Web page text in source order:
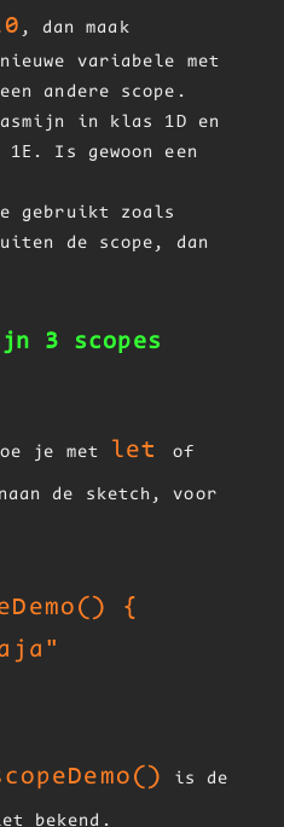
, dan maak
variabele met
andere scope.
in klas 1D en
Is gewoon een
gebruikt zoals
de scope, dan
3 scopes
je met letof
de sketch, voor
{
is de
bekend.